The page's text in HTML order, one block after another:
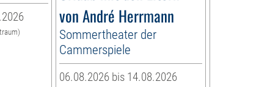
von André Herrmann
Sommertheater der
Cammerspiele
06.08.2026 bis 14.08.2026